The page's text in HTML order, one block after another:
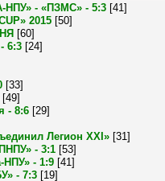
НПУ» - «ПЗМС» - 5:3 [41]
2015 [50]
[60]
6:3 [24]
[33]
[49]
- 8:6 [29]
Легион XXI» [31]
- 3:1 [53]
НПУ» - 1:9 [41]
- 7:3 [19]